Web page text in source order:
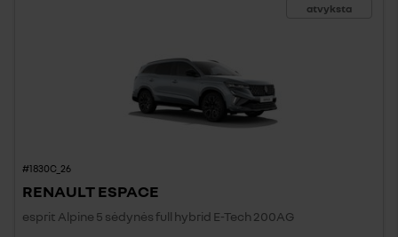
atvyksta
#1830C_26
RENAULT ESPACE
esprit Alpine 5 sėdynės full hybrid E-Tech 200AG